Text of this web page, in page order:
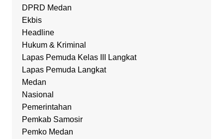
DPRD Medan
Ekbis
Headline
Hukum & Kriminal
Lapas Pemuda Kelas III Langkat
Lapas Pemuda Langkat
Medan
Nasional
Pemerintahan
Pemkab Samosir
Pemko Medan